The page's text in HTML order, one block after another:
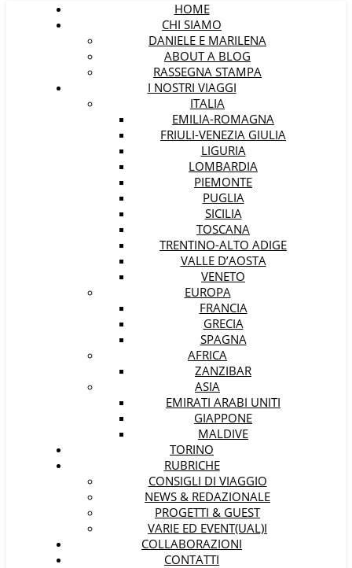
HOME
CHI SIAMO
DANIELE E MARILENA
ABOUT A BLOG
RASSEGNA STAMPA
I NOSTRI VIAGGI
ITALIA
EMILIA-ROMAGNA
FRIULI-VENEZIA GIULIA
LIGURIA
LOMBARDIA
PIEMONTE
PUGLIA
SICILIA
TOSCANA
TRENTINO-ALTO ADIGE
VALLE D’AOSTA
VENETO
EUROPA
FRANCIA
GRECIA
SPAGNA
AFRICA
ZANZIBAR
ASIA
EMIRATI ARABI UNITI
GIAPPONE
MALDIVE
TORINO
RUBRICHE
CONSIGLI DI VIAGGIO
NEWS & REDAZIONALE
PROGETTI & GUEST
VARIE ED EVENT(UAL)I
COLLABORAZIONI
CONTATTI